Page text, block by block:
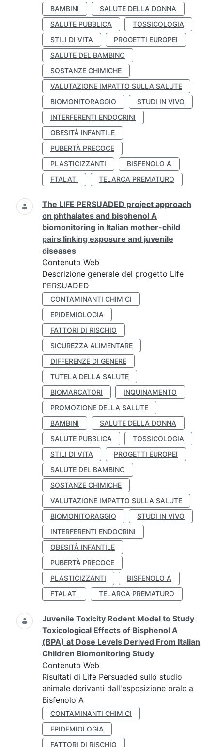
BAMBINI
SALUTE DELLA DONNA
SALUTE PUBBLICA
TOSSICOLOGIA
STILI DI VITA
PROGETTI EUROPEI
SALUTE DEL BAMBINO
SOSTANZE CHIMICHE
VALUTAZIONE IMPATTO SULLA SALUTE
BIOMONITORAGGIO
STUDI IN VIVO
INTERFERENTI ENDOCRINI
OBESITÀ INFANTILE
PUBERTÀ PRECOCE
PLASTICIZZANTI
BISFENOLO A
FTALATI
TELARCA PREMATURO
The LIFE PERSUADED project approach
on phthalates and bisphenol A
biomonitoring in Italian mother-child
pairs linking exposure and juvenile
diseases
Contenuto Web
Descrizione generale del progetto Life
PERSUADED
CONTAMINANTI CHIMICI
EPIDEMIOLOGIA
FATTORI DI RISCHIO
SICUREZZA ALIMENTARE
DIFFERENZE DI GENERE
TUTELA DELLA SALUTE
BIOMARCATORI
INQUINAMENTO
PROMOZIONE DELLA SALUTE
BAMBINI
SALUTE DELLA DONNA
SALUTE PUBBLICA
TOSSICOLOGIA
STILI DI VITA
PROGETTI EUROPEI
SALUTE DEL BAMBINO
SOSTANZE CHIMICHE
VALUTAZIONE IMPATTO SULLA SALUTE
BIOMONITORAGGIO
STUDI IN VIVO
INTERFERENTI ENDOCRINI
OBESITÀ INFANTILE
PUBERTÀ PRECOCE
PLASTICIZZANTI
BISFENOLO A
FTALATI
TELARCA PREMATURO
Juvenile Toxicity Rodent Model to Study
Toxicological Effects of Bisphenol A
(BPA) at Dose Levels Derived From Italian
Children Biomonitoring Study
Contenuto Web
Risultati di Life Persuaded sullo studio
animale derivanti dall'esposizione orale a
Bisfenolo A
CONTAMINANTI CHIMICI
EPIDEMIOLOGIA
FATTORI DI RISCHIO